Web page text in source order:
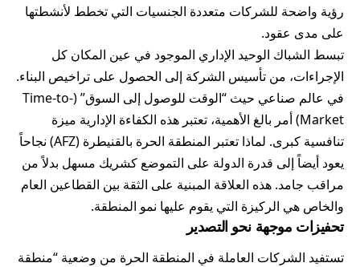
رؤية واضحة للشركات متعددة الجنسيات التي تخطط لأنشطتها
على مدى عقود.
تبسط الشباك الوحيد الإداري الموجود في عين المكان كل
الإجراءات، من تأسيس الشركة إلى الحصول على تراخيص البناء.
في عالم صناعي حيث “الوقت للوصول إلى السوق” (Time-to-
Market) أمر بالغ الأهمية، تعتبر هذه الكفاءة الإدارية ميزة
تنافسية كبرى. لماذا تعتبر المنطقة الحرة بالقنيطرة
(AFZ) نجاحاً
يعود أيضاً إلى قدرة الدولة على التموضع كشريك مسهل بدلاً من
مراقب جامد. هذه العلاقة المبنية على الثقة بين القطاعين العام
والخاص هي الركيزة التي يقوم عليها نمو المنطقة.
تحفيزات موجهة نحو التصدير
تستفيد الشركات العاملة في المنطقة الحرة من وضعية “منطقة